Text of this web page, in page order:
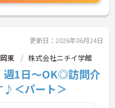
更新日：2026年06月24日
東 株式会社ニチイ学館
週1日～OK◎訪問介
♪＜パート＞